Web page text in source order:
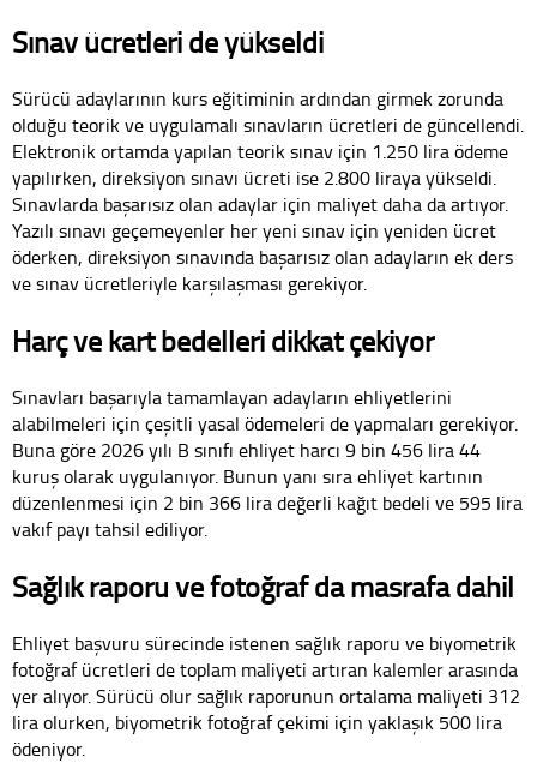
Sınav ücretleri de yükseldi
Sürücü adaylarının kurs eğitiminin ardından girmek zorunda
olduğu teorik ve uygulamalı sınavların ücretleri de güncellendi.
Elektronik ortamda yapılan teorik sınav için 1.250 lira ödeme
yapılırken, direksiyon sınavı ücreti ise 2.800 liraya yükseldi.
Sınavlarda başarısız olan adaylar için maliyet daha da artıyor.
Yazılı sınavı geçemeyenler her yeni sınav için yeniden ücret
öderken, direksiyon sınavında başarısız olan adayların ek ders
ve sınav ücretleriyle karşılaşması gerekiyor.
Harç ve kart bedelleri dikkat çekiyor
Sınavları başarıyla tamamlayan adayların ehliyetlerini
alabilmeleri için çeşitli yasal ödemeleri de yapmaları gerekiyor.
Buna göre 2026 yılı B sınıfı ehliyet harcı 9 bin 456 lira 44
kuruş olarak uygulanıyor. Bunun yanı sıra ehliyet kartının
düzenlenmesi için 2 bin 366 lira değerli kağıt bedeli ve 595 lira
vakıf payı tahsil ediliyor.
Sağlık raporu ve fotoğraf da masrafa dahil
Ehliyet başvuru sürecinde istenen sağlık raporu ve biyometrik
fotoğraf ücretleri de toplam maliyeti artıran kalemler arasında
yer alıyor. Sürücü olur sağlık raporunun ortalama maliyeti 312
lira olurken, biyometrik fotoğraf çekimi için yaklaşık 500 lira
ödeniyor.